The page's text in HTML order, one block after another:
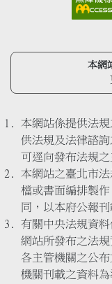
本網
本網站係提供法
供法規及法律諮
可逕向發布法規之
本網站之臺北市
檔或書面編排製
同，以本府公報刊
有關中央法規資
網站所發布之法
各主管機關之公
機關刊載之資料為